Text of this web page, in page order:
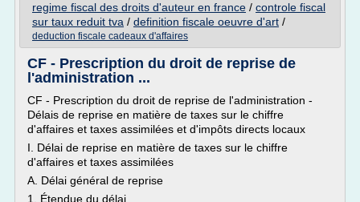
regime fiscal des droits d'auteur en france / controle fiscal
sur taux reduit tva / definition fiscale oeuvre d'art /
deduction fiscale cadeaux d'affaires
CF - Prescription du droit de reprise de
l'administration ...
CF - Prescription du droit de reprise de l'administration -
Délais de reprise en matière de taxes sur le chiffre
d'affaires et taxes assimilées et d'impôts directs locaux
I. Délai de reprise en matière de taxes sur le chiffre
d'affaires et taxes assimilées
A. Délai général de reprise
1. Étendue du délai